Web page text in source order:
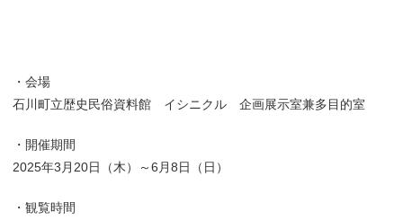
・会場
石川町立歴史民俗資料館 イシニクル 企画展示室兼多目的室
・開催期間
2025年3月20日（木）～6月8日（日）
・観覧時間